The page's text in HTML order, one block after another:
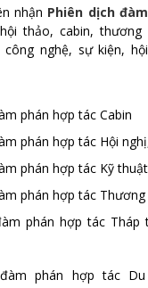
nhận Phiên dịch
thảo, cabin,
công nghệ, sự kiện,
phán hợp tác Cabin
phán hợp tác Hội
phán hợp tác Kỹ thuật
phán hợp tác Thương
phán hợp tác Tháp
phán hợp tác